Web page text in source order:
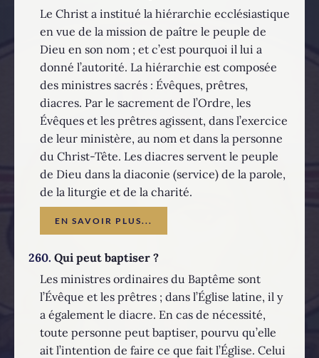
Le Christ a institué la hiérarchie ecclésiastique
en vue de la mission de paître le peuple de
Dieu en son nom ; et c’est pourquoi il lui a
donné l’autorité. La hiérarchie est composée
des ministres sacrés : Évêques, prêtres,
diacres. Par le sacrement de l’Ordre, les
Évêques et les prêtres agissent, dans l’exercice
de leur ministère, au nom et dans la personne
du Christ-Tête. Les diacres servent le peuple
de Dieu dans la diaconie (service) de la parole,
de la liturgie et de la charité.
EN SAVOIR PLUS...
260. Qui peut baptiser ?
Les ministres ordinaires du Baptême sont
l’Évêque et les prêtres ; dans l’Église latine, il y
a également le diacre. En cas de nécessité,
toute personne peut baptiser, pourvu qu’elle
ait l’intention de faire ce que fait l’Église. Celui